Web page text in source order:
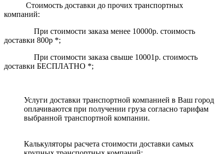
Стоимость доставки до прочих транспортных
компаний:
При стоимости заказа менее 10000р. стоимость
доставки 800р *;
При стоимости заказа свыше 10001р. стоимость
доставки БЕСПЛАТНО *;
Услуги доставки транспортной компанией в Ваш город
оплачиваются при получении груза согласно тарифам
выбранной транспортной компании.
Калькуляторы расчета стоимости доставки самых